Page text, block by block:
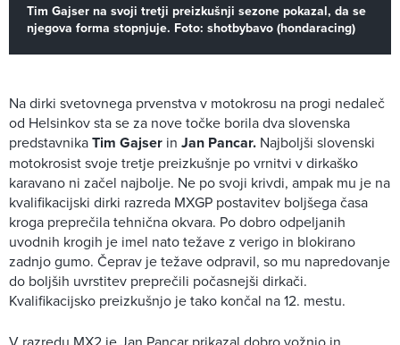
Tim Gajser na svoji tretji preizkušnji sezone pokazal, da se
njegova forma stopnjuje. Foto: shotbybavo (hondaracing)
Na dirki svetovnega prvenstva v motokrosu na progi nedaleč
od Helsinkov sta se za nove točke borila dva slovenska
predstavnikaTim Gajser in Jan Pancar. Najboljši slovenski
motokrosist svoje tretje preizkušnje po vrnitvi v dirkaško
karavano ni začel najbolje. Ne po svoji krivdi, ampak mu je na
kvalifikacijski dirki razreda MXGP postavitev boljšega časa
kroga preprečila tehnična okvara. Po dobro odpeljanih
uvodnih krogih je imel nato težave z verigo in blokirano
zadnjo gumo. Čeprav je težave odpravil, so mu napredovanje
do boljših uvrstitev preprečili počasnejši dirkači.
Kvalifikacijsko preizkušnjo je tako končal na 12. mestu.